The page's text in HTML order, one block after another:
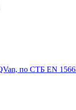
по СТБ EN